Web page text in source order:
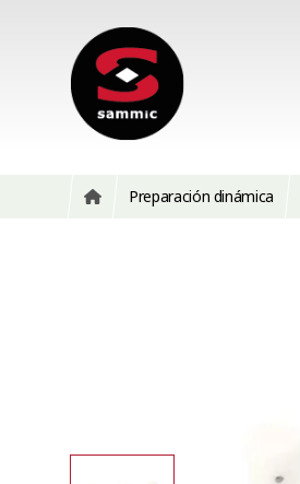
Preparación dinámica